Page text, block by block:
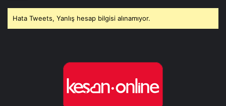
Hata Tweets, Yanlış hesap bilgisi alınamıyor.